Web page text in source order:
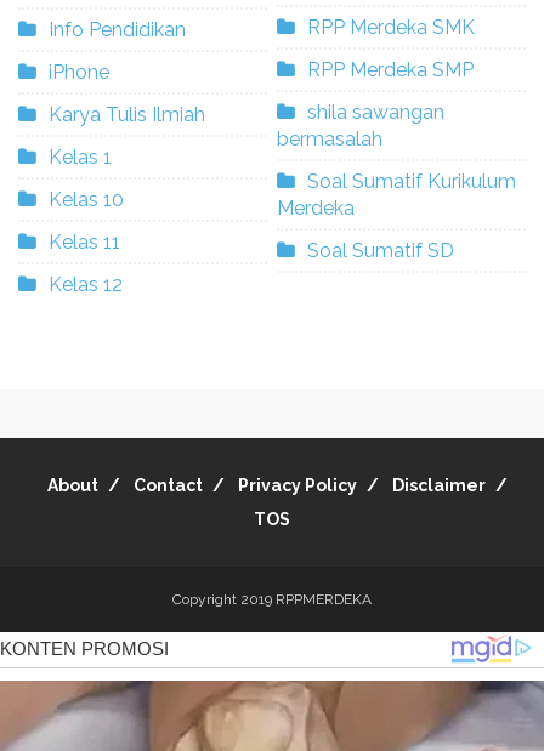
Info Pendidikan
iPhone
Karya Tulis Ilmiah
Kelas 1
Kelas 10
Kelas 11
Kelas 12
RPP Merdeka SMK
RPP Merdeka SMP
shila sawangan
bermasalah
Soal Sumatif Kurikulum
Merdeka
Soal Sumatif SD
About Contact Privacy Policy
Disclaimer
TOS
Copyright 2019 RPPMERDEKA